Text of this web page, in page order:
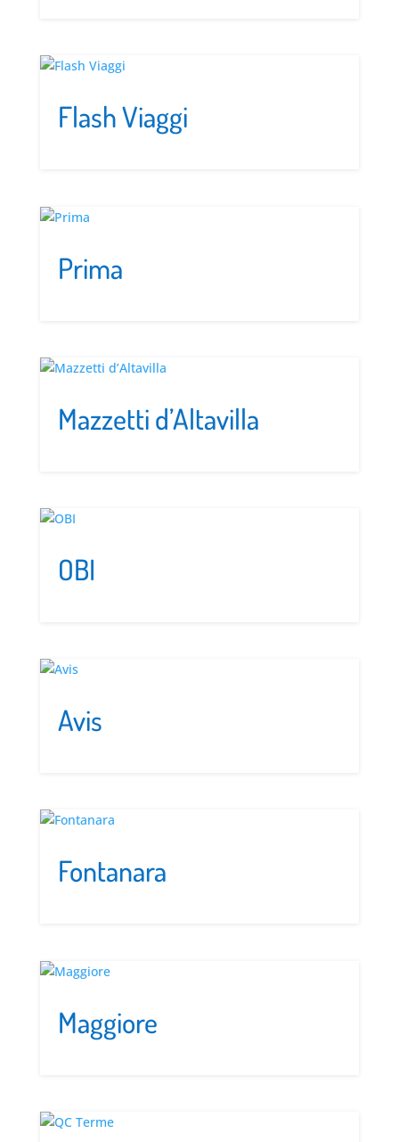
Flash Viaggi
Prima
Mazzetti d’Altavilla
OBI
Avis
Fontanara
Maggiore